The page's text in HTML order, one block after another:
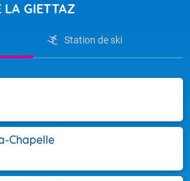
LA GIETTAZ
Station de ski
Chapelle